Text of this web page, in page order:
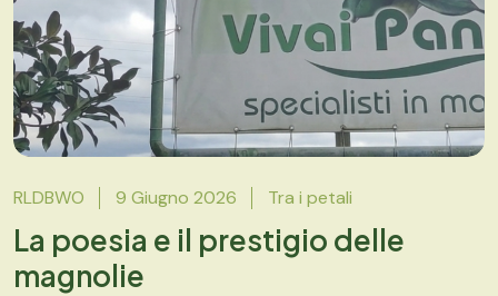
RLDBWO 9 Giugno 2026 Tra i petali
La poesia e il prestigio delle
magnolie